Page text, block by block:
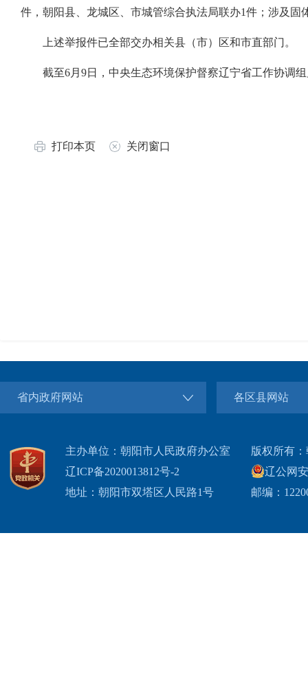
件 ， 朝阳县 龙城区、市城管综合执法局联办1件；涉及固
上述举报件已全部交办相关县（市）区和市直部门 。
截至6月9日，中央生态环境保护督察辽宁省工作协调
打印本页 关闭窗口
省内政府网站 各区县网站
主办单位：朝阳市人民政府办公室
辽ICP备2020013812号-2
地址：朝阳市双塔区人民路1号
版权所有
辽公网
邮编：